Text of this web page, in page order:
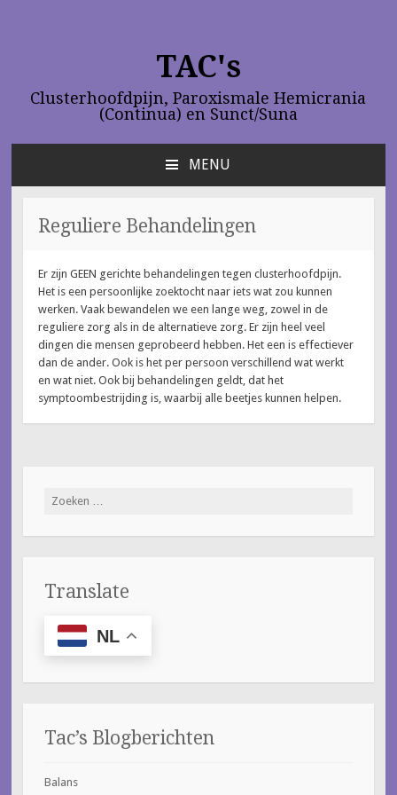
TAC's
Clusterhoofdpijn, Paroxismale Hemicrania
(Continua) en Sunct/Suna
MENU
INHOUD
SPRINGEN
Reguliere Behandelingen
Er zijn GEEN gerichte behandelingen tegen clusterhoofdpijn.
Het is een persoonlijke zoektocht naar iets wat zou kunnen
werken. Vaak bewandelen we een lange weg, zowel in de
reguliere zorg als in de alternatieve zorg. Er zijn heel veel
dingen die mensen geprobeerd hebben. Het een is effectiever
dan de ander. Ook is het per persoon verschillend wat werkt
en wat niet. Ook bij behandelingen geldt, dat het
symptoombestrijding is, waarbij alle beetjes kunnen helpen.
Zoeken
Translate
NL
Tac’s Blogberichten
Balans